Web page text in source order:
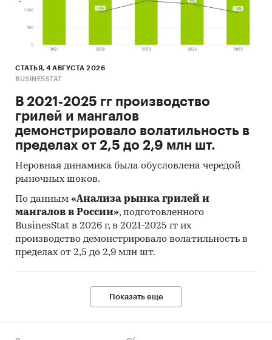
Доступна статистическая информация
додекабря 2024 года
Прогноз развития рынка
деревообрабатывающего оборудования
деревообрабатывающего оборудования
(производства, импорта, экспорта и объема
рынка) на2025-2029 гг. на основе
ретроспективных данных с поправкой на
мнения экспертов, макроэкономические
тренды, изменения в регулировании отрасли и
Фактическое количество страниц может
отличаться от указанного.
Источник: TK Solutions
Категории: Потребительские товары / ... /
Инструменты / Деревообрабатывающий
Инструменты / Деревообрабатывающий
СТАТЬЯ, 4 АВГУСТА 2026
BUSINESSTAT
В 2021-2025 гг производство
грилей и мангалов
демонстрировало волатильность в
пределах от 2,5 до 2,9 млн шт.
Неровная динамика была обусловлена чередой
рыночных шоков.
По данным «Анализа рынка грилей и
мангалов в России», подготовленного
BusinesStat в 2026 г, в 2021-2025 гг их
производство демонстрировало волатильность в
пределах от 2,5 до 2,9 млн шт.
Показать еще